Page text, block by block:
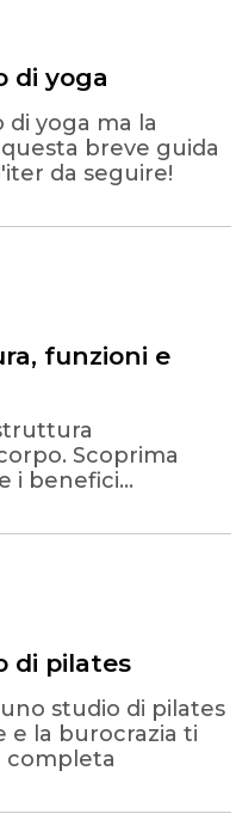
di yoga
yoga ma la
breve guida
da seguire!
funzioni e
Scoprima
i benefici
di pilates
studio di pilates
e la burocrazia ti
completa